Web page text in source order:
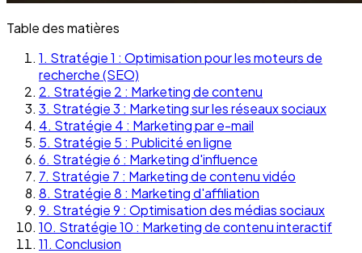
Table des matières
1. Stratégie 1 : Optimisation pour les moteurs de
recherche (SEO)
2. Stratégie 2 : Marketing de contenu
3. Stratégie 3 : Marketing sur les réseaux sociaux
4. Stratégie 4 : Marketing par e-mail
5. Stratégie 5 : Publicité en ligne
6. Stratégie 6 : Marketing d'influence
7. Stratégie 7 : Marketing de contenu vidéo
8. Stratégie 8 : Marketing d'affiliation
9. Stratégie 9 : Optimisation des médias sociaux
10. Stratégie 10 : Marketing de contenu interactif
11. Conclusion